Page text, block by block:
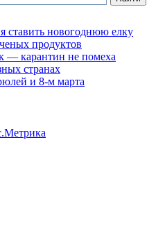
ставить новогоднюю елку
продуктов
— карантин не помеха
странах
и 8-м марта